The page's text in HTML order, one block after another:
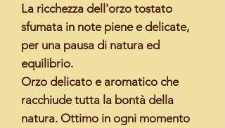
La ricchezza dell'orzo tostato
sfumata in note piene e delicate,
per una pausa di natura ed
equilibrio.
Orzo delicato e aromatico che
racchiude tutta la bontà della
natura. Ottimo in ogni momento